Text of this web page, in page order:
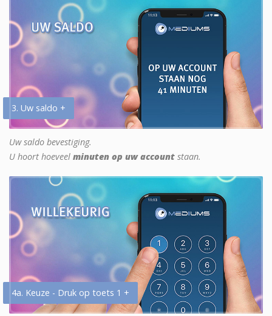
3. Uw saldo +
Uw saldo bevestiging.
U hoort hoeveel minuten op uw account staan.
4a. Keuze - Druk op toets 1 +